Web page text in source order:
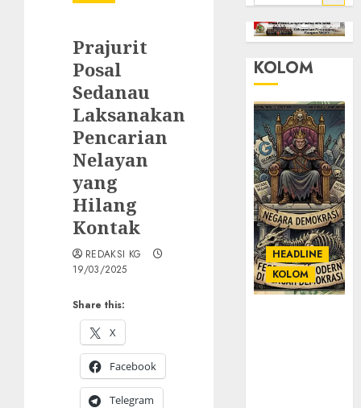
Prajurit
Posal
Sedanau
Laksanakan
Pencarian
Nelayan
yang
Hilang
Kontak
Share this:
X
Facebook
Telegram
REDAKSI KG
19/03/2025
for:
KOLOM
HEADLINE
KOLOM